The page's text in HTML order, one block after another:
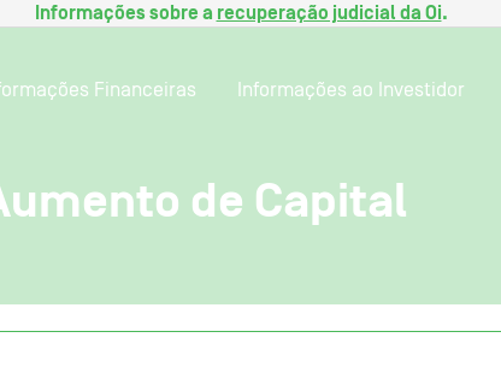
Informações sobre a recuperação judicial da Oi.
Financeiras Informações ao Investidor
de Capital